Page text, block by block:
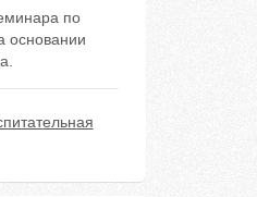
по
основании